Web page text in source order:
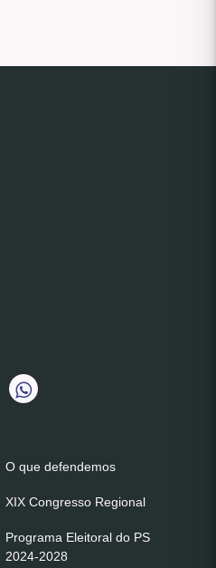
O que defendemos
XIX Congresso Regional
Programa Eleitoral do PS
2024-2028